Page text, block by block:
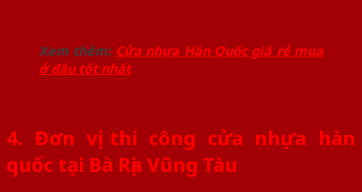
Xem thêm: Cửa nhựa Hàn Quốc giá rẻ mua
ở đâu tốt nhất
4. Đơn vị thi công cửa nhựa hàn
quốc tại Bà Rịa Vũng Tàu